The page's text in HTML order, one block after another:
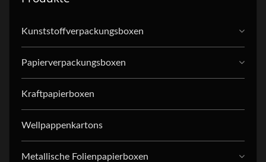
Kunststoffverpackungsboxen
Papierverpackungsboxen
Kraftpapierboxen
Wellpappenkartons
Metallische Folienpapierboxen